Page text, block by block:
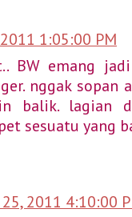
1:05:00 PM
BW emang
nggak
balik. lagian
sesuatu yang
2011 4:10:00